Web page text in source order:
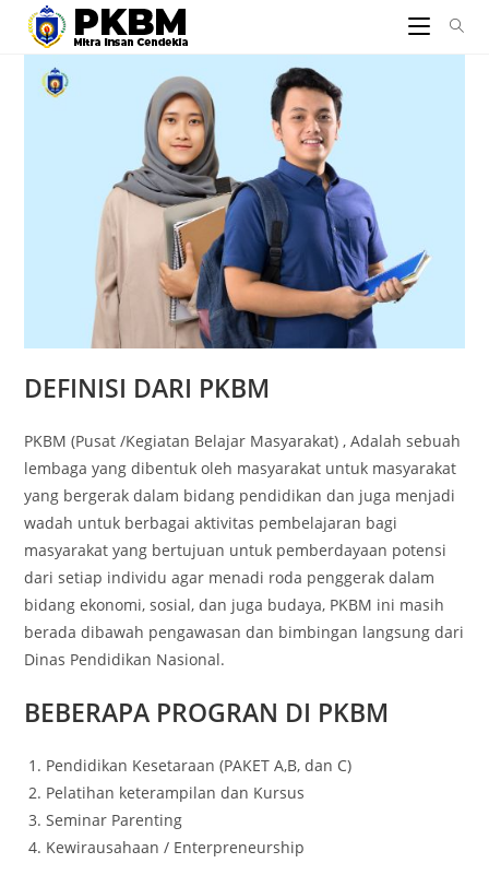
DEFINISI DARI PKBM
PKBM (Pusat /Kegiatan Belajar Masyarakat) , Adalah sebuah
lembaga yang dibentuk oleh masyarakat untuk masyarakat
yang bergerak dalam bidang pendidikan dan juga menjadi
wadah untuk berbagai aktivitas pembelajaran bagi
masyarakat yang bertujuan untuk pemberdayaan potensi
dari setiap individu agar menadi roda penggerak dalam
bidang ekonomi, sosial, dan juga budaya, PKBM ini masih
berada dibawah pengawasan dan bimbingan langsung dari
Dinas Pendidikan Nasional.
BEBERAPA PROGRAN DI PKBM
Pendidikan Kesetaraan (PAKET A,B, dan C)
Pelatihan keterampilan dan Kursus
Seminar Parenting
Kewirausahaan / Enterpreneurship